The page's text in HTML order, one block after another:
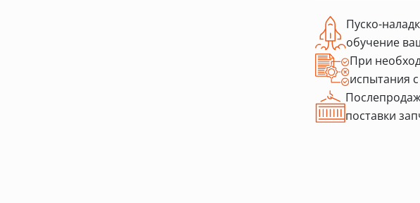
Пуско-
обучение
При
испытания
поставки